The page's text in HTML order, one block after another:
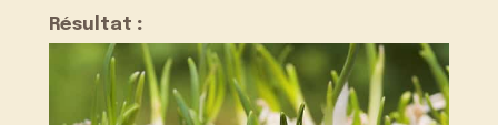
Résultat :